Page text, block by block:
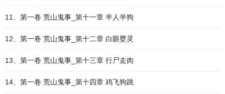
11、第一卷 荒山鬼事_第十一章 半人半狗
12、第一卷 荒山鬼事_第十二章 白眼婴灵
13、第一卷 荒山鬼事_第十三章 行尸走肉
14、第一卷 荒山鬼事_第十四章 鸡飞狗跳